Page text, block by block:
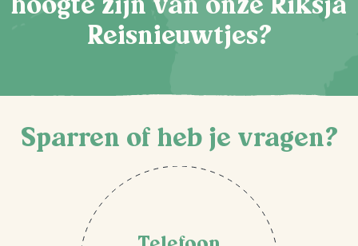
Reisnieuwtjes?
Sparren of heb je vragen?